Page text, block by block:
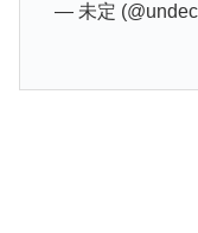
— 未定